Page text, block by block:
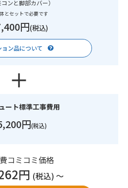
コンと脚部カバー）
とセットで必要です
円(税込)
ョン品について
ート標準工事費用
円(税込)
コミコミ価格
円 (税込) 〜